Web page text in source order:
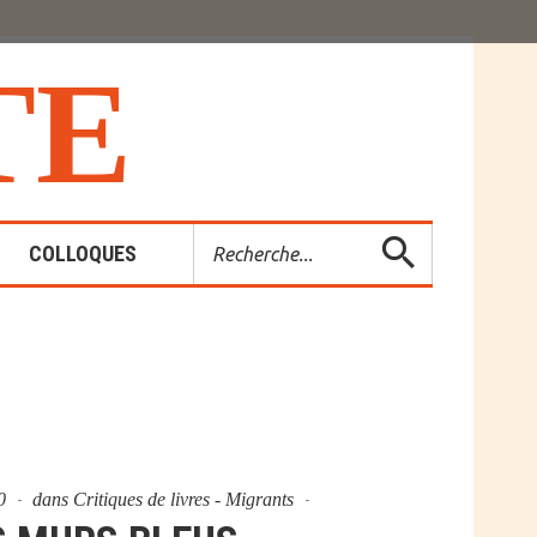
E
COLLOQUES
Rechercher
dans Critiques de livres - Migrants